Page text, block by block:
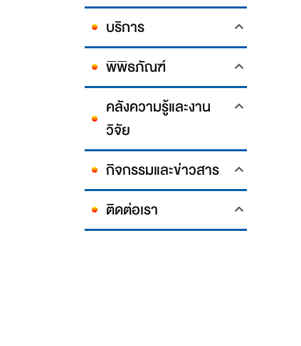
บริการ
พิพิธภัณฑ์
คลังความรู้และงาน
วิจัย
กิจกรรมและข่าวสาร
ติดต่อเรา